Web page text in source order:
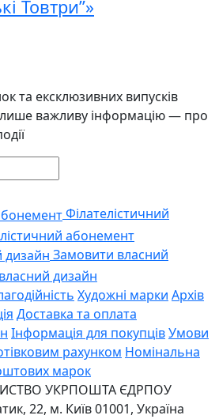
Товтри”»
та ексклюзивних випусків
важливу інформацію — про
Філателістичний
Замовити власний
Художні марки Архів
Доставка та оплата
Інформація для покупцівУмови
рахунком Номінальна
марок
УКРПОШТА ЄДРПОУ
22, м. Київ01001, Україна